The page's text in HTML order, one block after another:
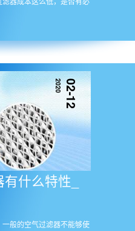
02-12
2020
什么特性_
般的空气过滤器不能够使